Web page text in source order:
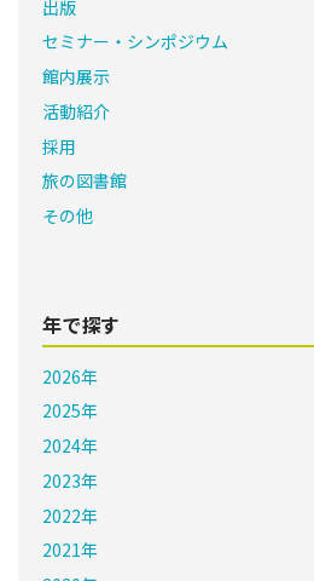
出版
セミナー・シンポジウム
館内展示
活動紹介
採用
旅の図書館
その他
年で探す
2026年
2025年
2024年
2023年
2022年
2021年